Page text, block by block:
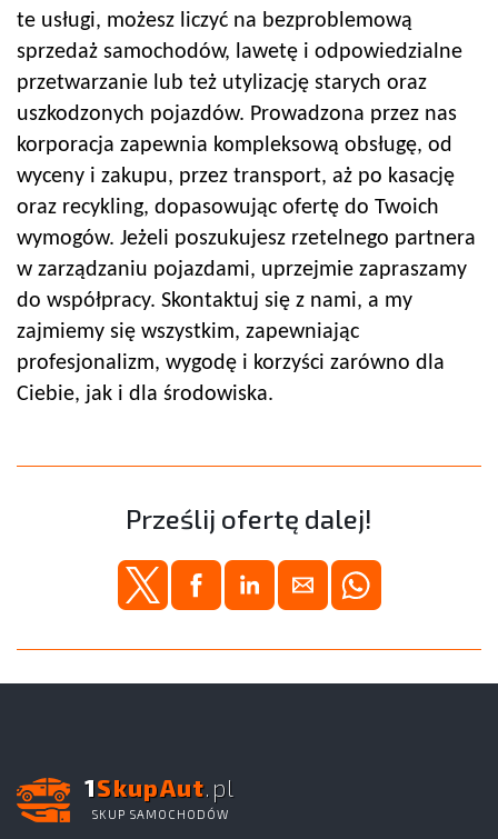
te usługi, możesz liczyć na bezproblemową
sprzedaż samochodów, lawetę i odpowiedzialne
przetwarzanie lub też utylizację starych oraz
uszkodzonych pojazdów. Prowadzona przez nas
korporacja zapewnia kompleksową obsługę, od
wyceny i zakupu, przez transport, aż po kasację
oraz recykling, dopasowując ofertę do Twoich
wymogów. Jeżeli poszukujesz rzetelnego partnera
w zarządzaniu pojazdami, uprzejmie zapraszamy
do współpracy. Skontaktuj się z nami, a my
zajmiemy się wszystkim, zapewniając
profesjonalizm, wygodę i korzyści zarówno dla
Ciebie, jak i dla środowiska.
Prześlij ofertę dalej!
1SkupAut.pl
SKUP SAMOCHODÓW